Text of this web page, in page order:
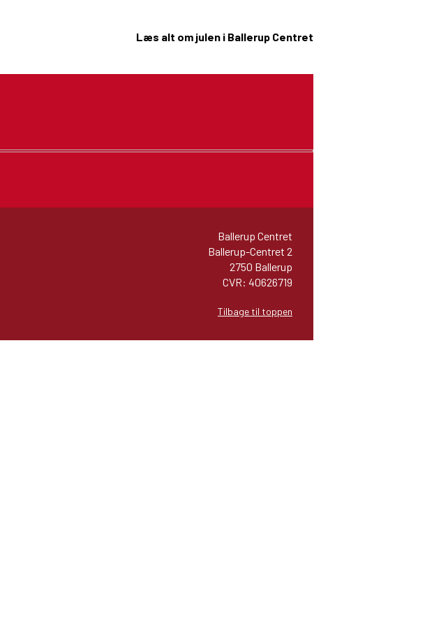
Læs alt om julen i Ballerup Centret
Ballerup Centret
Ballerup-Centret 2
2750 Ballerup
CVR: 40626719
Tilbage til toppen